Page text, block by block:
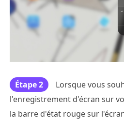
Étape 2
Lorsque vous
l'enregistrement d'écran sur
la barre d'état rouge sur